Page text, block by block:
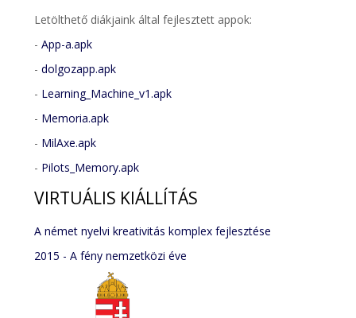
Letölthető diákjaink által fejlesztett appok:
-App-a.apk
-dolgozapp.apk
- Learning_Machine_v1.apk
- Memoria.apk
- MilAxe.apk
- Pilots_Memory.apk
VIRTUÁLIS KIÁLLÍTÁS
A német nyelvi kreativitás komplex fejlesztése
2015 - A fény nemzetközi éve